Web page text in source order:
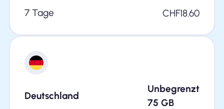
7 Tage
CHF18.60
Deutschland
Unbegrenzt
75 GB